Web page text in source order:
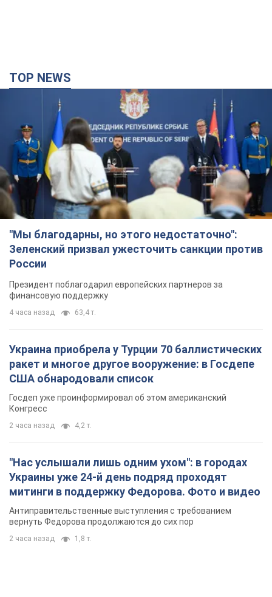
TOP NEWS
"Мы благодарны, но этого недостаточно":
Зеленский призвал ужесточить санкции против
России
Президент поблагодарил европейских партнеров за
финансовую поддержку
4 часа назад 63,4 т.
Украина приобрела у Турции 70 баллистических
ракет и многое другое вооружение: в Госдепе
США обнародовали список
Госдеп уже проинформировал об этом американский
Конгресс
2 часа назад 4,2 т.
"Нас услышали лишь одним ухом": в городах
Украины уже 24-й день подряд проходят
митинги в поддержку Федорова. Фото и видео
Антиправительственные выступления с требованием
вернуть Федорова продолжаются до сих пор
2 часа назад 1,8 т.